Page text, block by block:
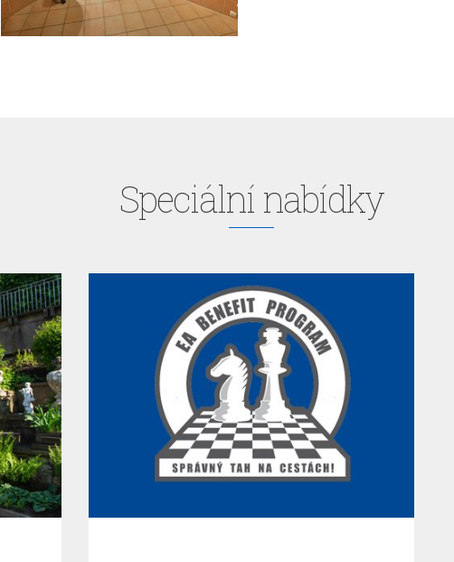
Speciální nabídky